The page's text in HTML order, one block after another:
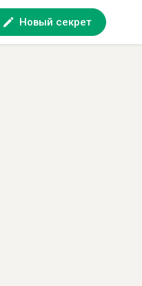
Новый секрет